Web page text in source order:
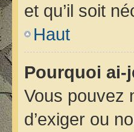
et qu’il soit
Haut
Pourquoi ai-
Vous pouvez
d’exiger ou